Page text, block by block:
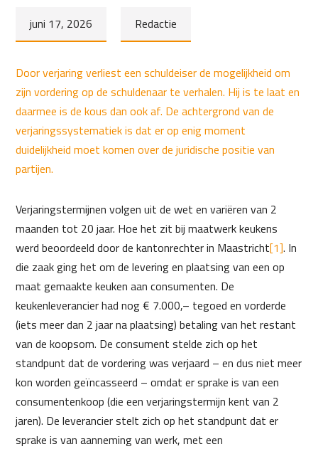
juni 17, 2026 Redactie
Door verjaring verliest een schuldeiser de mogelijkheid om
zijn vordering op de schuldenaar te verhalen. Hij is te laat en
daarmee is de kous dan ook af. De achtergrond van de
verjaringssystematiek is dat er op enig moment
duidelijkheid moet komen over de juridische positie van
partijen.
Verjaringstermijnen volgen uit de wet en variëren van 2
maanden tot 20 jaar. Hoe het zit bij maatwerk keukens
werd beoordeeld door de kantonrechter in Maastricht[1]. In
die zaak ging het om de levering en plaatsing van een op
maat gemaakte keuken aan consumenten. De
keukenleverancier had nog € 7.000,– tegoed en vorderde
(iets meer dan 2 jaar na plaatsing) betaling van het restant
van de koopsom. De consument stelde zich op het
standpunt dat de vordering was verjaard – en dus niet meer
kon worden geïncasseerd – omdat er sprake is van een
consumentenkoop (die een verjaringstermijn kent van 2
jaren). De leverancier stelt zich op het standpunt dat er
sprake is van aanneming van werk, met een